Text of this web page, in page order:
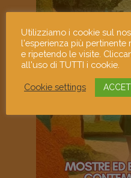
Utilizziamo i cookie sul
l'esperienza più
e ripetendo le visite.
all'uso di TUTTI i cookie.
Cookie settings